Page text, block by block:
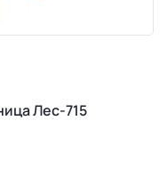
Лес-715